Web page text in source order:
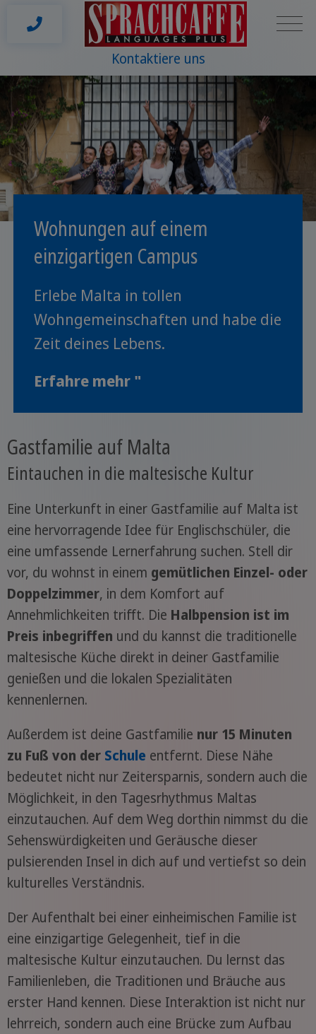
Kontaktiere uns
Wohnungen auf einem
einzigartigen Campus
Erlebe Malta in tollen
Wohngemeinschaften und habe die
Zeit deines Lebens.
Erfahre mehr "
Gastfamilie auf Malta
Eintauchen in die maltesische Kultur
Eine Unterkunft in einer Gastfamilie auf Malta ist
eine hervorragende Idee für Englischschüler, die
eine umfassende Lernerfahrung suchen. Stell dir
vor, du wohnst in einem gemütlichen Einzel- oder
Doppelzimmer, in dem Komfort auf
Annehmlichkeiten trifft. Die Halbpension ist im
Preis inbegriffen und du kannst die traditionelle
maltesische Küche direkt in deiner Gastfamilie
genießen und die lokalen Spezialitäten
kennenlernen.
Außerdem ist deine Gastfamilie nur 15 Minuten
zu Fuß von der Schule entfernt. Diese Nähe
bedeutet nicht nur Zeitersparnis, sondern auch die
Möglichkeit, in den Tagesrhythmus Maltas
einzutauchen. Auf dem Weg dorthin nimmst du die
Sehenswürdigkeiten und Geräusche dieser
pulsierenden Insel in dich auf und vertiefst so dein
kulturelles Verständnis.
Der Aufenthalt bei einer einheimischen Familie ist
eine einzigartige Gelegenheit, tief in die
maltesische Kultur einzutauchen. Du lernst das
Familienleben, die Traditionen und Bräuche aus
erster Hand kennen. Diese Interaktion ist nicht nur
lehrreich, sondern auch eine Brücke zum Aufbau